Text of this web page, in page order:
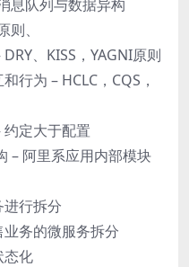
息队列与数据异构
、
、KISS，YAGNI原则
行为 – HCLC，CQS，
定大于配置
– 阿里系应用内部模块
行拆分
务的微服务拆分
态化